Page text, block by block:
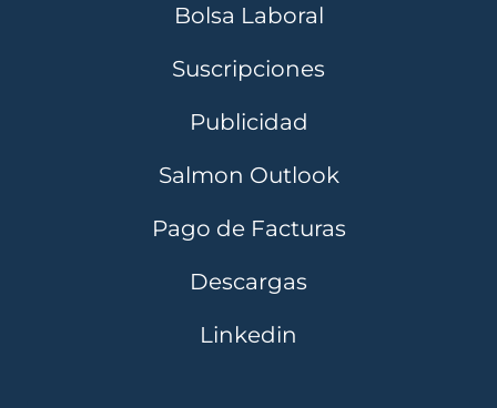
Bolsa Laboral
Suscripciones
Publicidad
Salmon Outlook
Pago de Facturas
Descargas
Linkedin